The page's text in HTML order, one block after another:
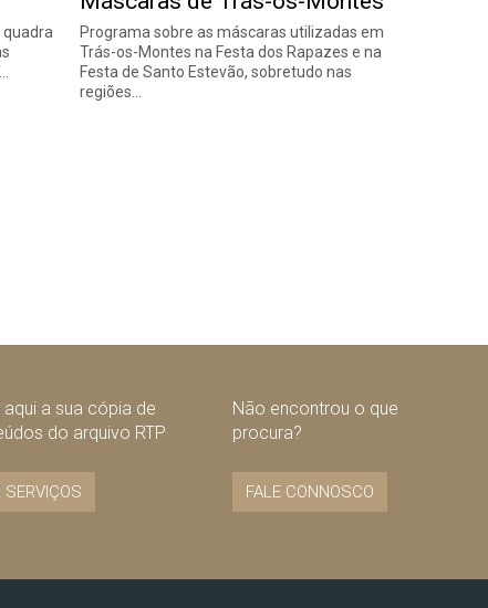
quadra
Programa sobre as máscaras utilizadas em
Trás-os-Montes na Festa dos Rapazes e na
Festa de Santo Estevão, sobretudo nas
regiões…
aqui a sua cópia de
do arquivo RTP
SERVIÇOS
Não encontrou o que
procura?
FALE CONNOSCO